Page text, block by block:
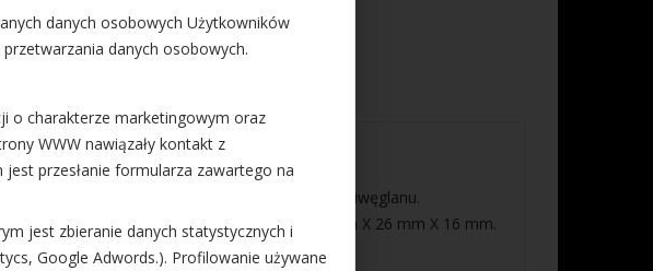
g. w nowej edycji XL. Wykonany z mocnego poliwęglanu.
ARC ( długość, szerokość, wysokość) 53 mm X 26 mm X 16 mm.
X 16 mm.
danych osobowych Użytkowników
danych osobowych.
o charakterze marketingowym oraz
WWW nawiązały kontakt z
przesłanie formularza zawartego na
jest zbieranie danych statystycznych i
Google Adwords.). Profilowanie używane